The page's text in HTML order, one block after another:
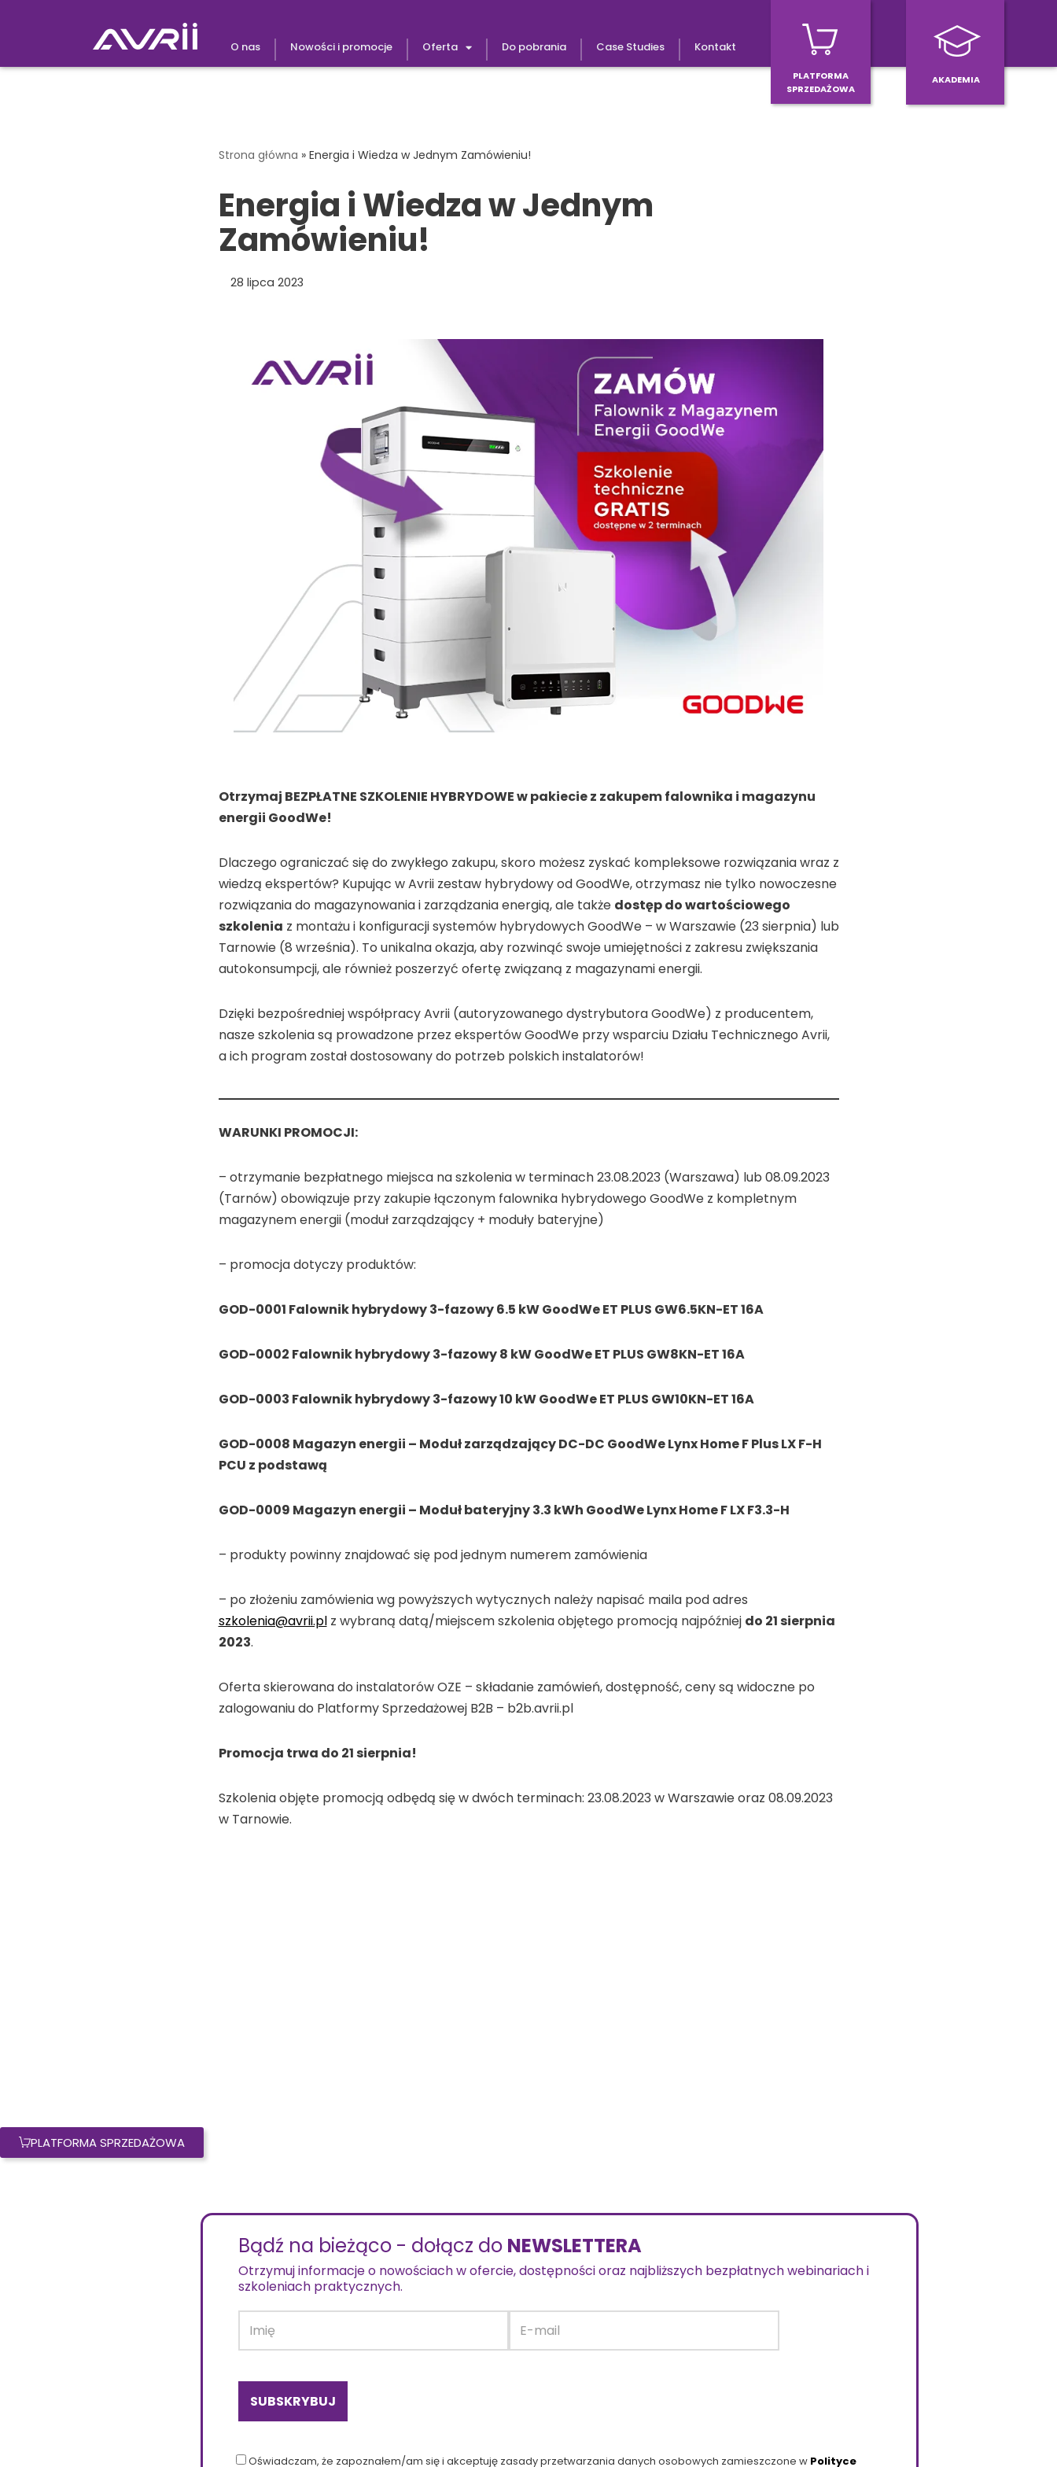
do
O nas Nowości i promocje Oferta Do pobrania Case Studies Kontakt
PLATFORMA
SPRZEDAŻOWA
AKADEMIA
Strona główna » Energia i Wiedza w Jednym Zamówieniu!
Energia i Wiedza w Jednym
Zamówieniu!
28 lipca 2023
Otrzymaj BEZPŁATNE SZKOLENIE HYBRYDOWE w pakiecie z zakupem falownika i magazynu
energii GoodWe!
Dlaczego ograniczać się do zwykłego zakupu, skoro możesz zyskać kompleksowe rozwiązania wraz z
wiedzą ekspertów? Kupując w Avrii zestaw hybrydowy od GoodWe, otrzymasz nie tylko nowoczesne
rozwiązania do magazynowania i zarządzania energią, ale także dostęp do wartościowego
szkolenia z montażu i konfiguracji systemów hybrydowych GoodWe – w Warszawie (23 sierpnia) lub
Tarnowie (8 września). To unikalna okazja, aby rozwinąć swoje umiejętności z zakresu zwiększania
autokonsumpcji, ale również poszerzyć ofertę związaną z magazynami energii.
Dzięki bezpośredniej współpracy Avrii (autoryzowanego dystrybutora GoodWe) z producentem,
nasze szkolenia są prowadzone przez ekspertów GoodWe przy wsparciu Działu Technicznego Avrii,
a ich program został dostosowany do potrzeb polskich instalatorów!
WARUNKI PROMOCJI:
– otrzymanie bezpłatnego miejsca na szkolenia w terminach 23.08.2023 (Warszawa) lub 08.09.2023
(Tarnów) obowiązuje przy zakupie łączonym falownika hybrydowego GoodWe z kompletnym
magazynem energii (moduł zarządzający + moduły bateryjne)
– promocja dotyczy produktów:
GOD-0001 Falownik hybrydowy 3-fazowy 6.5 kW GoodWe ET PLUS GW6.5KN-ET 16A
GOD-0002 Falownik hybrydowy 3-fazowy 8 kW GoodWe ET PLUS GW8KN-ET 16A
GOD-0003 Falownik hybrydowy 3-fazowy 10 kW GoodWe ET PLUS GW10KN-ET 16A
GOD-0008 Magazyn energii – Moduł zarządzający DC-DC GoodWe Lynx Home F Plus LX F-H
PCU z podstawą
GOD-0009 Magazyn energii – Moduł bateryjny 3.3 kWh GoodWe Lynx Home F LX F3.3-H
– produkty powinny znajdować się pod jednym numerem zamówienia
– po złożeniu zamówienia wg powyższych wytycznych należy napisać maila pod adres
szkolenia@avrii.plz wybraną datą/miejscem szkolenia objętego promocją najpóźniej do 21 sierpnia
2023.
Oferta skierowana do instalatorów OZE – składanie zamówień, dostępność, ceny są widoczne po
zalogowaniu do Platformy Sprzedażowej B2B – b2b.avrii.pl
Promocja trwa do 21 sierpnia!
Szkolenia objęte promocją odbędą się w dwóch terminach: 23.08.2023 w Warszawie oraz 08.09.2023
w Tarnowie.
PLATFORMA SPRZEDAŻOWA
Bądź na bieżąco - dołącz do NEWSLETTERA
Otrzymuj informacje o nowościach w ofercie, dostępności oraz najbliższych bezpłatnych webinariach i
szkoleniach praktycznych.
Oświadczam, że zapoznałem/am się i akceptuję zasady przetwarzania danych osobowych zamieszczone w Polityce